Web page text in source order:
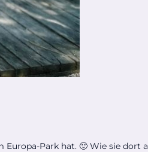
Park hat. 🙂 Wie sie dort